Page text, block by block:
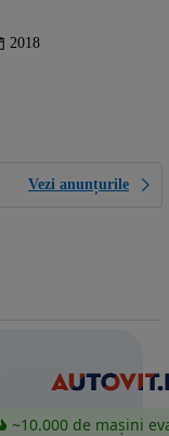
2018
Vezi anunțurile
~10.000 de mașini